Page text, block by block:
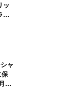
ッ
ー
ャ
保